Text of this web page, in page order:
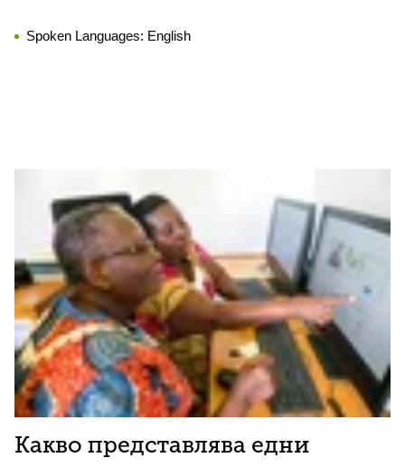
Spoken Languages: English
Какво представлява едни